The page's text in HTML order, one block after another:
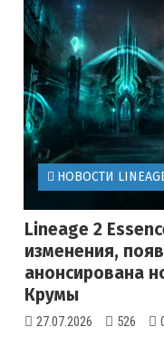
НОВОСТИ
Lineage 2
изменения,
анонсирована
Крумы
27.07.2026 526